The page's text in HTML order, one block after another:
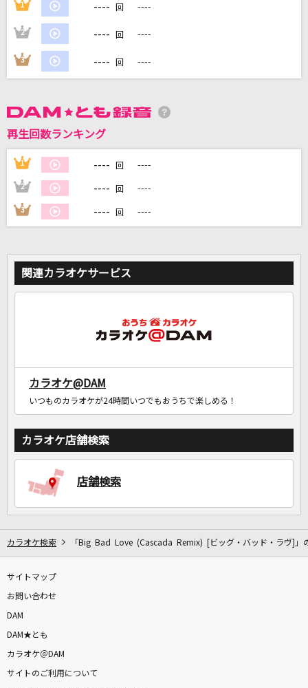
DAMの新曲・ランキングなど
カラオケをもっと楽しもう！
自宅でカラオケ歌い放題！
家族や友達と一緒に！練習にも！
1 ---- 回 ----
2 ---- 回 ----
3 ---- 回 ----
再生回数ランキング
1 ---- 回 ----
2 ---- 回 ----
3 ---- 回 ----
関連カラオケサービス
カラオケ@DAM
いつものカラオケが24時間いつでもおうちで楽しめる！
カラオケ店舗検索
店舗検索
カラオケ検索 「Big Bad Love (Cascada Remix) [ビッグ・バッド・ラヴ]」
サイトマップ
お問い合わせ
DAM
DAM★とも
カラオケ＠DAM
サイトのご利用について